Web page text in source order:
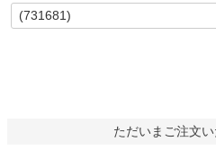
(
必
ただいまご注文